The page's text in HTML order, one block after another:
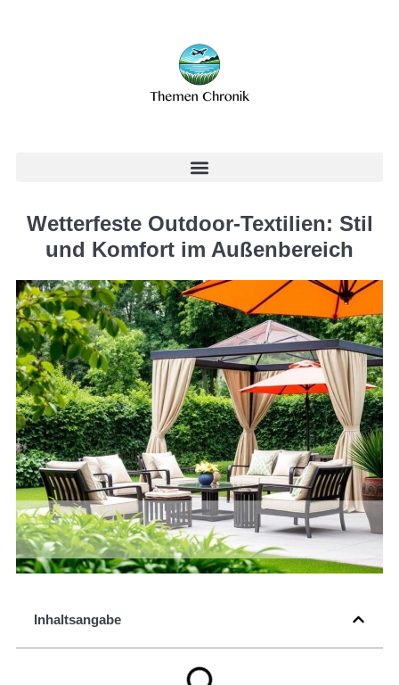
Wetterfeste Outdoor-Textilien: Stil
und Komfort im Außenbereich
Inhaltsangabe